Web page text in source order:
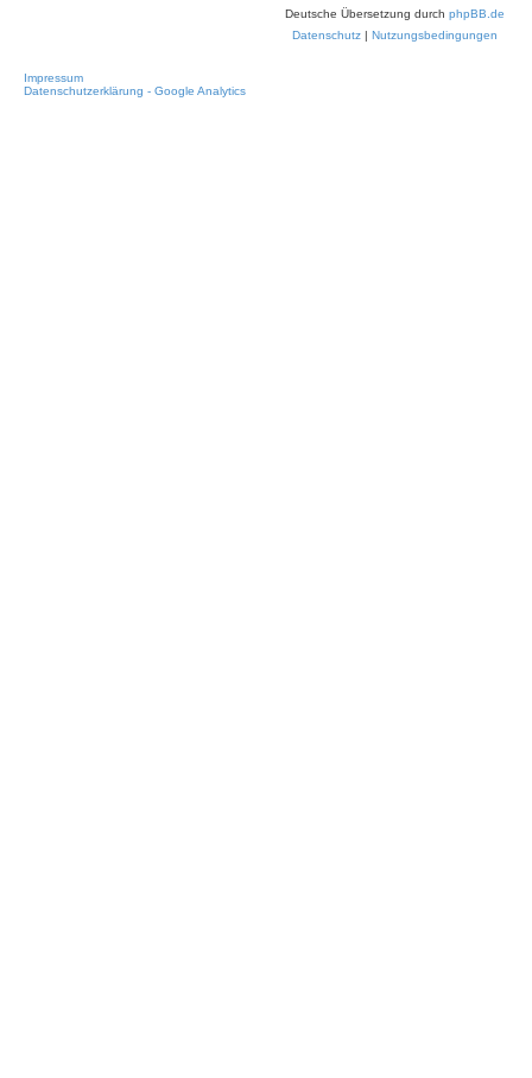
Deutsche Übersetzung durch phpBB.de
Datenschutz | Nutzungsbedingungen
Impressum
Datenschutzerklärung - Google Analytics